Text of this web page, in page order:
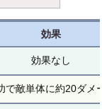
効果
効果なし
で敵単体に約20ダメ